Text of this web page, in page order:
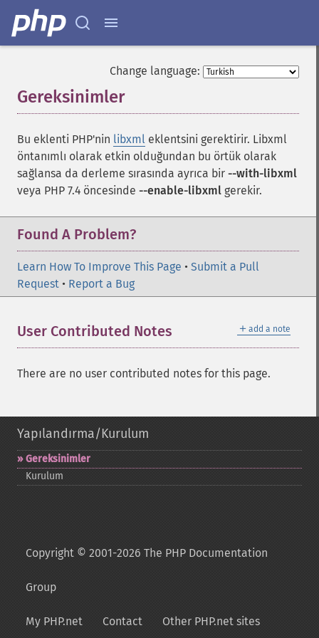
Change language:
Gereksinimler¶
Bu eklenti PHP'nin libxml eklentsini gerektirir. Libxml
öntanımlı olarak etkin olduğundan bu örtük olarak
sağlansa da derleme sırasında ayrıca bir --with-libxml
veya PHP 7.4 öncesinde --enable-libxml gerekir.
Found A Problem?
Learn How To Improve This Page • Submit a Pull
Request • Report a Bug
＋ add a note
User Contributed Notes
There are no user contributed notes for this page.
Yapılandırma/Kurulum
Gereksinimler
Kurulum
Copyright © 2001-2026 The PHP Documentation
Group
My PHP.net Contact Other PHP.net sites